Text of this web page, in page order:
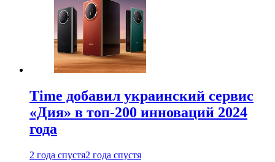
Time добавил украинский сервис
«Дия» в топ-200 инноваций 2024
года
2 года спустя2 года спустя